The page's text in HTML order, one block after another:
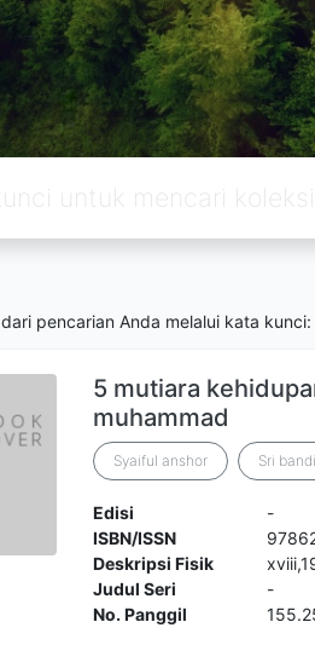
dari pencarian Anda melalui kata kunci:
5 mutiara
muhammad
Syaiful anshor Sri
Edisi
-
ISBN/ISSN
Deskripsi Fisik
Judul Seri
-
No. Panggil